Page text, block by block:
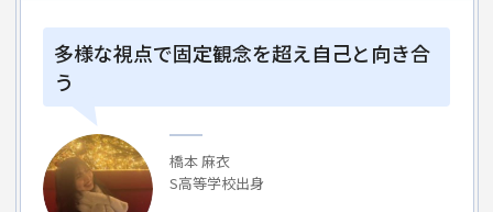
多様な視点で固定観念を超え自己と向き合
う
橋本 麻衣
S高等学校出身